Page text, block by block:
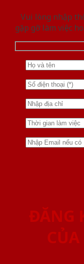
Vui lòng nhập
gặp gỡ làm việc
ĐĂNG